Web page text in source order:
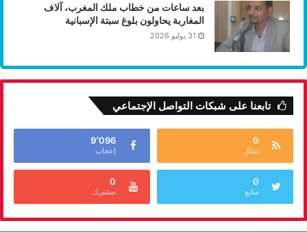
بعد ساعات من خطاب ملك المغرب، آلاف
المغاربة يحاولون بلوغ سبتة الإسبانية
31 يوليو 2026
تابعنا على شبكات التواصل الإجتماعي
0
مقال
9٬096
إعجاب
0
متابع
0
مشترك